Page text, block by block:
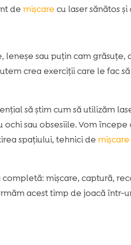
de mișcare cu laser sănătos
sau puțin cam grăsuțe,
crea exerciții care le fac
să știm cum să utilizăm
sau obsesiile. Vom începe
spațiului, tehnici de mișcare
mișcare, captură,
acest timp de joacă într-